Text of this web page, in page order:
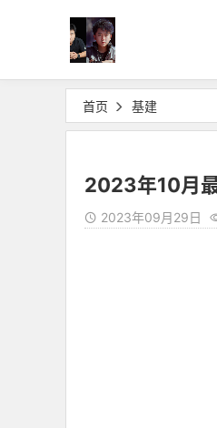
首页 基建
2023年10月
2023年09月29日